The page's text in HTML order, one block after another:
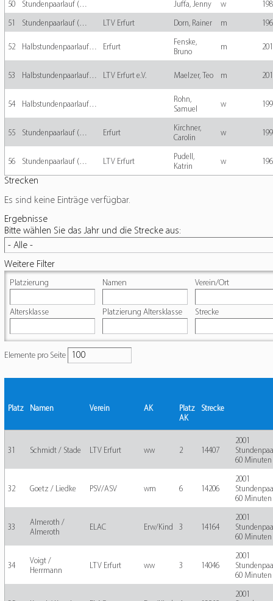
50 Stundenpaarlauf (… Juffa, Jenny w
51 Stundenpaarlauf (… LTV Erfurt Dorn, Rainer m
52 Halbstundenpaarlauf… Erfurt
Fenske,
Bruno
m
53 Halbstundenpaarlauf… LTV Erfurt e.V. Maelzer, Teo m
54 Halbstundenpaarlauf…
Rohn,
Samuel
w
55 Stundenpaarlauf (… Erfurt
Kirchner,
Carolin
w
56 Stundenpaarlauf (… LTV Erfurt
Pudell,
Katrin
w
Strecken
Es sind keine Einträge verfügbar.
Ergebnisse
Bitte wählen Sie das Jahr und die Strecke aus:
Weitere Filter
Platzierung Namen Verein/Ort
Altersklasse Platzierung Altersklasse Strecke
Elemente pro Seite
Platz Namen Verein AK
Platz
AK
Strecke
31 Schmidt / Stade LTV Erfurt ww 2 14407
2001
60 Minuten
32 Goetz / Liedke PSV/ASV wm 6 14206
2001
60 Minuten
33
Almeroth /
Almeroth
ELAC Erw/Kind 3 14164
2001
60 Minuten
34
Voigt /
Herrmann
LTV Erfurt ww 3 14046
2001
60 Minuten
2001